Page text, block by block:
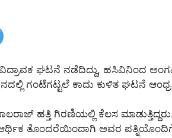
ಘಟನೆ ನಡೆದಿದ್ದು, ಹಸಿವಿನಿಂದ
ಗಂಟೆಗಟ್ಟಲೆ ಕಾದು ಕುಳಿತ ಘಟನೆ
ಹತ್ತಿ ಗಿರಣಿಯಲ್ಲಿ ಕೆಲಸ
ತೊಂದರೆಯಿಂದಾಗಿ ಅವರ ಪತ್ನಿಯೊಂದಿಗೆ